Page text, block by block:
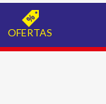
OFERTAS